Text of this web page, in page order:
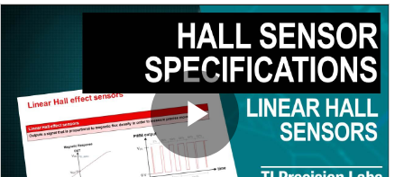
Play